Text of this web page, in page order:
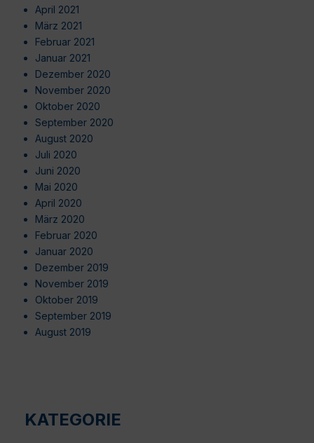
April 2021
März 2021
Februar 2021
Januar 2021
Dezember 2020
November 2020
Oktober 2020
September 2020
August 2020
Juli 2020
Juni 2020
Mai 2020
April 2020
März 2020
Februar 2020
Januar 2020
Dezember 2019
November 2019
Oktober 2019
September 2019
August 2019
KATEGORIE